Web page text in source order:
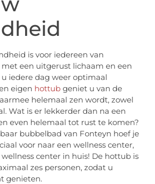
is voor iedereen van
een uitgerust lichaam en een
iedere dag weer optimaal
eigen hottub geniet u van de
helemaal zen wordt, zowel
Wat is er lekkerder dan na een
even helemaal tot rust te komen?
bubbelbad van Fonteyn hoef je
voor naar een wellness center,
center in huis! De hottub is
zes personen, zodat u
genieten.